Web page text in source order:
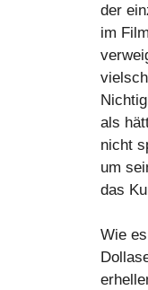
der
im
als
nicht
um
das
Wie